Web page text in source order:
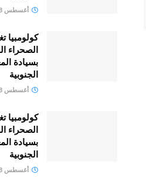
أغسطس 8, 2026
كولومبيا
الصحراء
بسيادة
الجنوبية
أغسطس 8, 2026
كولومبيا
الصحراء
بسيادة
الجنوبية
أغسطس 8, 2026